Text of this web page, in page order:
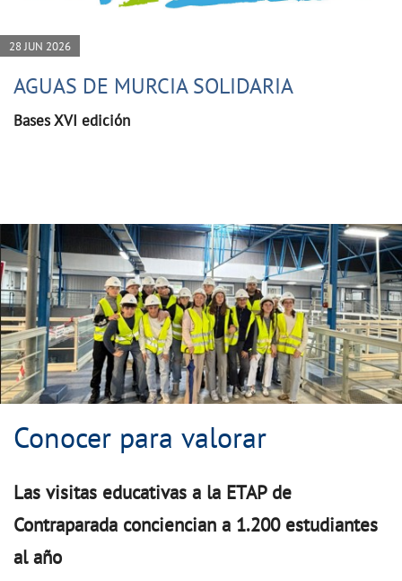
28 JUN 2026
AGUAS DE MURCIA SOLIDARIA
Bases XVI edición
Conocer para valorar
Conocer para valorar
Las visitas educativas a la ETAP de
Contraparada conciencian a 1.200 estudiantes
al año